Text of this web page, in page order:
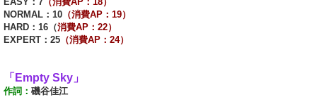
NORMAL：10 （消費AP：19）
HARD：16（消費AP：22）
EXPERT：25 （消費AP：24）
「Empty Sky」
作詞： 磯谷佳江